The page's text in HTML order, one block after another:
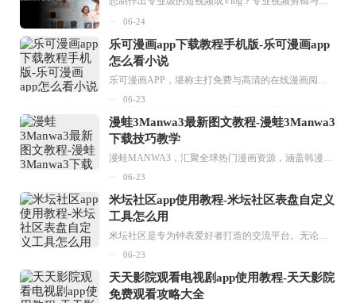
06-24
乐可漫画app下载教程手机版-乐可漫画app
怎么看小说
06-23
漫蛙3Manwa3最新图文教程-漫蛙3Manwa3
下载技巧教学
06-23
米坛社区app使用教程-米坛社区表盘自定义
工具怎么用
06-23
天天影院观看电视剧app使用教程-天天影院
免费观看攻略大全